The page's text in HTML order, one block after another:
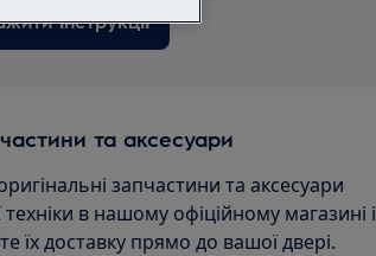
інструкції
та аксесуари
запчастини та аксесуари
в нашому офіційному магазині і
їх доставку прямо до вашої двері.